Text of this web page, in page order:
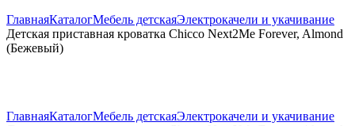
ГлавнаяКаталогМебель детскаяЭлектрокачели и укачивание
Детская приставная кроватка Chicco Next2Me Forever, Almond
(Бежевый)
ГлавнаяКаталогМебель детскаяЭлектрокачели и укачивание